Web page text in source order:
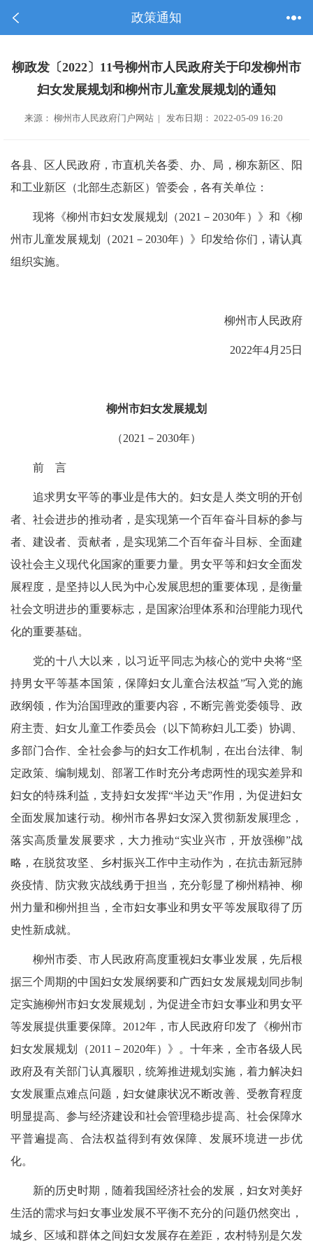
政策通知
柳政发〔2022〕11号柳州市人民政府关于印发柳州市
妇女发展规划和柳州市儿童发展规划的通知
来源： 柳州市人民政府门户网站 | 发布日期： 2022-05-09 16:20
各县、区人民政府，市直机关各委、办、局，柳东新区、阳
和工业新区（北部生态新区）管委会，各有关单位：
现将《柳州市妇女发展规划（2021－2030年）》和《柳
州市儿童发展规划（2021－2030年）》印发给你们，请认真
组织实施。
柳州市人民政府
2022年4月25日
柳州市妇女发展规划
（2021 －2030年）
前 言
追求男女平等的事业是伟大的。妇女是人类文明的开创
者、社会进步的推动者， 是实现第一个百年奋斗目标的参与
者、建设者、贡献者，是实现第二个百年奋斗目标、全面建
设社会主义现代化国家的重要力量。男女平等和妇女全面发
展程度，是坚持以人民为中心发展思想的重要体现，是衡量
社会文明进步的重要标志，是国家治理体系和治理能力现代
化的重要基础。
党的十八大以来，以习近平同志为核心的党中央将“坚
持男女平等基本国策，保障妇女儿童合法权益”写入党的施
政纲领，作为治国理政的重要内容，不断完善党委领导、政
府主责、妇女儿童工作委员会（以下简称妇儿工委）协调、
多部门合作、全社会参与的妇女工作机制，在出台法律、制
定政策、编制规划、部署工作时充分考虑两性的现实差异和
妇女的特殊利益，支持妇女发挥“半边天”作用，为促进妇女
全面发展加速行动。 柳州市各界妇女深入贯彻新发展理念，
落实高质量发展要求，大力推动“实业兴市，开放强柳”战
略，在脱贫攻坚、乡村振兴工作中主动作为，在抗击新冠肺
炎疫情、防灾救灾战线勇于担当，充分彰显了柳州精神、柳
州力量和柳州担当，全市妇女事业和男女平等发展取得了历
史性新成就。
柳州市委、市人民政府高度重视妇女事业发展，先后根
据三个周期的中国妇女发展纲要和广西妇女发展规划同步制
定实施柳州市妇女发展规划，为促进全市妇女事业和男女平
等发展提供重要保障。 2012年，市人民政府印发了《柳州市
妇女发展规划（2011 －2020年）》。十年来，全市各级人民
政府及有关部门认真履职，统筹推进规划实施，着力解决妇
女发展重点难点问题，妇女健康状况不断改善、受教育程度
明显提高、参与经济建设和社会管理稳步提高、社会保障水
平普遍提高、合法权益得到有效保障、发展环境进一步优
化。
新的历史时期，随着我国经济社会的发展，妇女对美好
生活的需求与妇女事业发展不平衡不充分的问题仍然突出，
城乡、区域和群体之间妇女发展存在差距，农村特别是欠发